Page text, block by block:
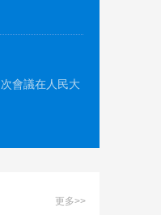
會議在人民大
更多>>